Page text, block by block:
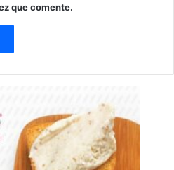
que comente.